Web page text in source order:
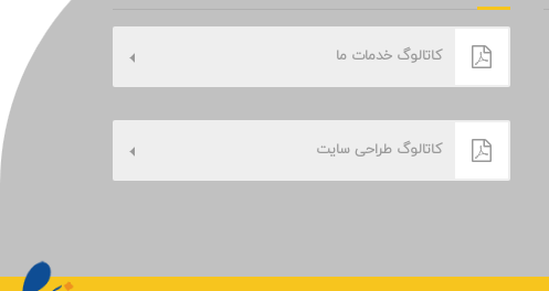
کاتالوگ خدمات ما
کاتالوگ طراحی سایت